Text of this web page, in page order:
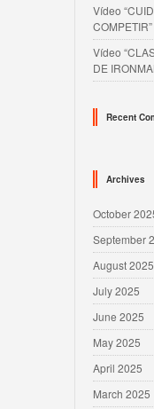
Vídeo
COMPETIR”
Vídeo
DE
Recent
Archives
October
September
August 2025
July 2025
June 2025
May 2025
April 2025
March 2025